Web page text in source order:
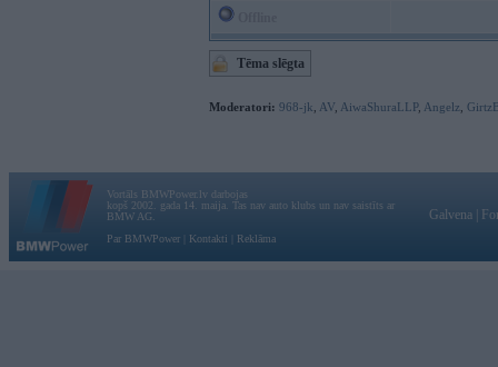
Tēma slēgta
Moderatori: 968-jk AV AiwaShuraLLP, Angelz
Vortāls BMWPower.lv darbojas
kopš 2002. gada 14. maija. Tas nav auto klubs un nav saistīts ar
BMW AG.
Par BMWPower
Kontakti Reklāma
Galvena